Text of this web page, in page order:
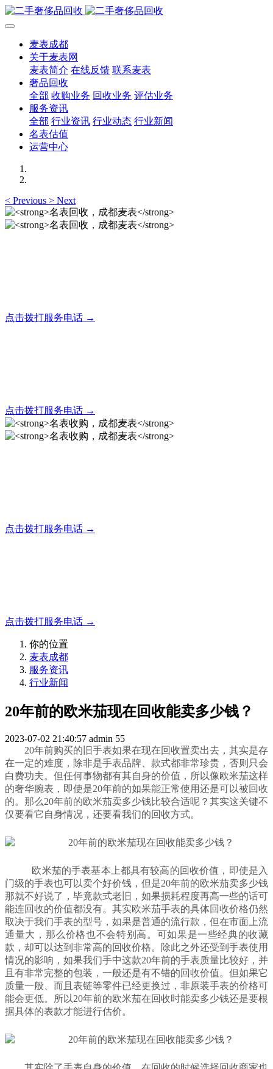
麦表成都
关于麦表网
麦表简介 在线反馈 联系麦表
奢品回收
全部 收购业务 回收业务 评估业务
服务资讯
全部 行业资讯 行业动态 行业新闻
名表估值
运营中心
< Previous > Next
点击拨打服务电话 →
点击拨打服务电话 →
点击拨打服务电话 →
点击拨打服务电话 →
你的位置
麦表成都
服务资讯
行业新闻
20年前的欧米茄现在回收能卖多少钱？
2023-07-02 21:40:57 admin 55
20年前购买的旧手表如果在现在回收置卖出去，其实是存
在一定的难度，除非是手表品牌、款式都非常珍贵，否则只会
白费功夫。但任何事物都有其自身的价值，所以像欧米茄这样
的奢华腕表，即使是20年前的如果能正常使用还是可以被回收
的。那么20年前的欧米茄卖多少钱比较合适呢？其实这关键不
仅要看它自身情况，还要看我们的回收方式。
欧米茄的手表基本上都具有较高的回收价值，即使是入
门级的手表也可以卖个好价钱，但是20年前的欧米茄卖多少钱
那就不好说了，毕竟款式老旧，如果损耗程度再高一些的话可
能连回收的价值都没有。其实欧米茄手表的具体回收价格仍然
取决于我们手表的型号，如果是普通的流行款，但在市面上流
通量大，那么价格也不会特别高。可如果是一些经典的收藏
款，却可以达到非常高的回收价格。除此之外还受到手表使用
情况的影响，如果我们手中这款20年前的手表质量比较好，并
且有非常完整的包装，一般还是有不错的回收价值。但如果它
质量一般、而且表链等零件已经更换过，非原装手表的价格可
能会更低。所以20年前的欧米茄在回收时能卖多少钱还是要根
据具体的表款才能进行估价。